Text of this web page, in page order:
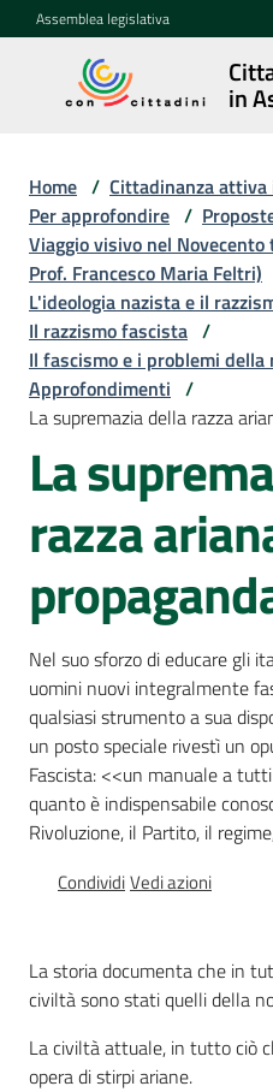
Vai al contenuto
Vai alla navigazione
Vai al footer
Assemblea legislativa
in
attiva in
Concittadini
Porte
aperte
in
Assemblea
Mostre
itineranti
Percorsi
sulla
memoria
Seguici
su
legislativa
Home / Cittadinanza attiva
Per approfondire /
Viaggio visivo nel
Prof. Francesco Maria Feltri)
L'ideologia nazista e il
Il razzismo fascista /
Il fascismo e i problemi della
Approfondimenti /
La supremazia della razza
La
razza
Nel suo sforzo di educare gli
uomini nuovi integralmente
qualsiasi strumento a sua
un posto speciale rivestì un
Fascista: <<un manuale a
quanto è indispensabile
Rivoluzione, il Partito, il
CondividiVedi azioni
La storia documenta che in
civiltà sono stati quelli della
La civiltà attuale, in tutto ciò
opera di stirpi ariane.